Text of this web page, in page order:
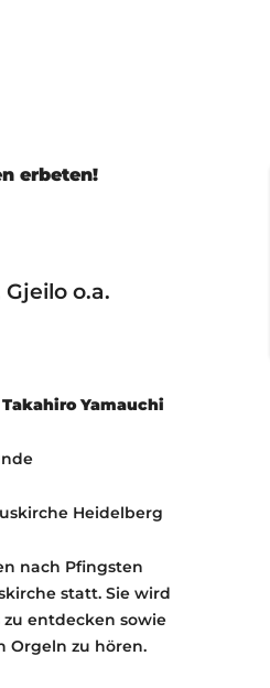
erbeten!
o.a.
Yamauchi
Heidelberg
nach Pfingsten
statt. Sie wird
entdecken sowie
Orgeln zu hören.